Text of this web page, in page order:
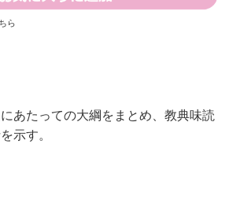
ら
にあたっての大綱をまとめ、教典味読
示す。